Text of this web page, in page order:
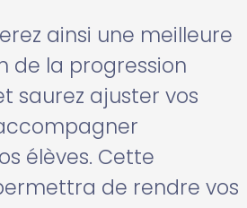
ainsi une meilleure
de la progression
saurez ajuster vos
élèves. Cette
de rendre vos